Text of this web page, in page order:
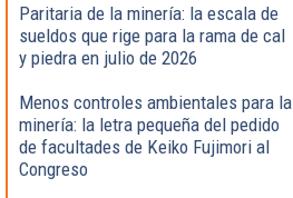
Paritaria de la minería: la escala de
sueldos que rige para la rama de cal
y piedra en julio de 2026
Menos controles ambientales para la
minería: la letra pequeña del pedido
de facultades de Keiko Fujimori al
Congreso